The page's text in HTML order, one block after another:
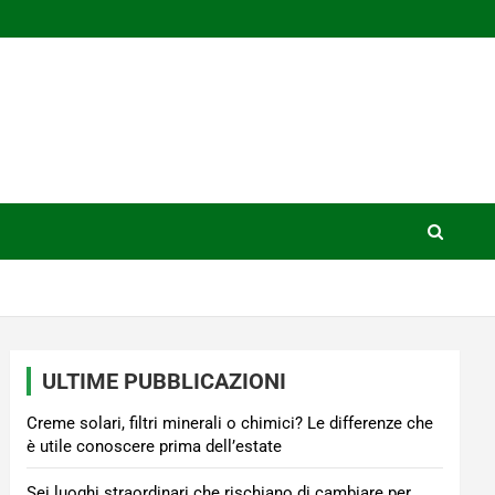
ULTIME PUBBLICAZIONI
Creme solari, filtri minerali o chimici? Le differenze che
è utile conoscere prima dell’estate